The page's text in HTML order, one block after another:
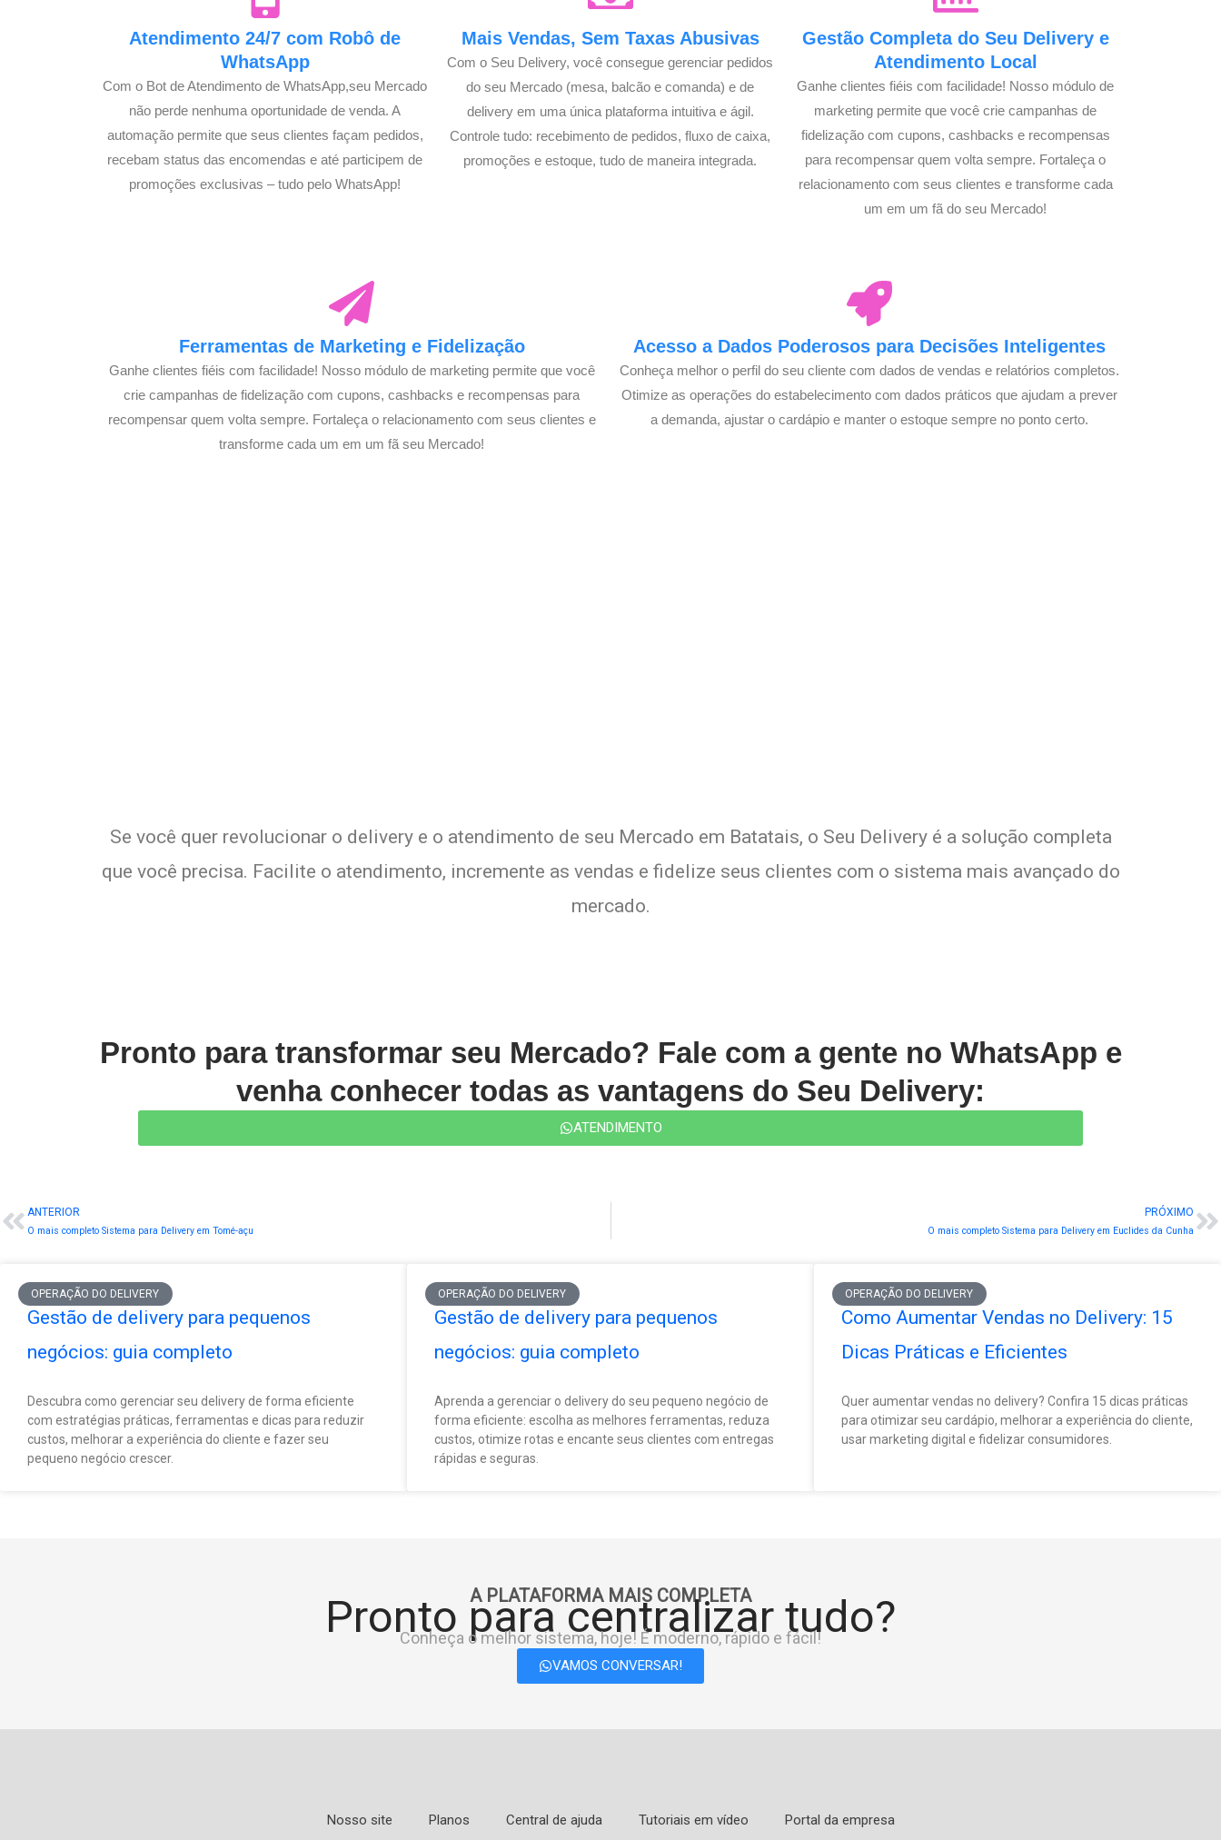
Atendimento 24/7 com Robô de
WhatsApp
Com o Bot de Atendimento de WhatsApp,seu Mercado
não perde nenhuma oportunidade de venda. A
automação permite que seus clientes façam pedidos,
recebam status das encomendas e até participem de
promoções exclusivas – tudo pelo WhatsApp!
Mais Vendas, Sem Taxas Abusivas
Com o Seu Delivery, você consegue gerenciar pedidos
do seu Mercado (mesa, balcão e comanda) e de
delivery em uma única plataforma intuitiva e ágil.
Controle tudo: recebimento de pedidos, fluxo de caixa,
promoções e estoque, tudo de maneira integrada.
Gestão Completa do Seu Delivery e
Atendimento Local
Ganhe clientes fiéis com facilidade! Nosso módulo de
marketing permite que você crie campanhas de
fidelização com cupons, cashbacks e recompensas
para recompensar quem volta sempre. Fortaleça o
relacionamento com seus clientes e transforme cada
um em um fã do seu Mercado!
Ferramentas de Marketing e Fidelização
Ganhe clientes fiéis com facilidade! Nosso módulo de marketing permite que você
crie campanhas de fidelização com cupons, cashbacks e recompensas para
recompensar quem volta sempre. Fortaleça o relacionamento com seus clientes e
transforme cada um em um fã seu Mercado!
Acesso a Dados Poderosos para Decisões Inteligentes
Conheça melhor o perfil do seu cliente com dados de vendas e relatórios completos.
Otimize as operações do estabelecimento com dados práticos que ajudam a prever
a demanda, ajustar o cardápio e manter o estoque sempre no ponto certo.
Se você quer revolucionar o delivery e o atendimento de seu Mercado em Batatais, o Seu Delivery é a solução completa
que você precisa. Facilite o atendimento, incremente as vendas e fidelize seus clientes com o sistema mais avançado do
mercado.
Pronto para transformar seu Mercado? Fale com a gente no WhatsApp e
venha conhecer todas as vantagens do Seu Delivery:
ATENDIMENTO
PrevANTERIOR
O mais completo Sistema para Delivery em Tomé-açu
PRÓXIMO
O mais completo Sistema para Delivery em Euclides da Cunha
OPERAÇÃO DO DELIVERY
Gestão de delivery para pequenos
negócios: guia completo
Descubra como gerenciar seu delivery de forma eficiente
com estratégias práticas, ferramentas e dicas para reduzir
custos, melhorar a experiência do cliente e fazer seu
pequeno negócio crescer.
OPERAÇÃO DO DELIVERY
Gestão de delivery para pequenos
negócios: guia completo
Aprenda a gerenciar o delivery do seu pequeno negócio de
forma eficiente: escolha as melhores ferramentas, reduza
custos, otimize rotas e encante seus clientes com entregas
rápidas e seguras.
OPERAÇÃO DO DELIVERY
Como Aumentar Vendas no Delivery: 15
Dicas Práticas e Eficientes
Quer aumentar vendas no delivery? Confira 15 dicas práticas
para otimizar seu cardápio, melhorar a experiência do cliente,
usar marketing digital e fidelizar consumidores.
A PLATAFORMA MAIS COMPLETA
Pronto para centralizar tudo?
Conheça o melhor sistema, hoje! É moderno, rápido e fácil!
VAMOS CONVERSAR!
Nosso site Planos Central de ajuda Tutoriais em vídeo Portal da empresa